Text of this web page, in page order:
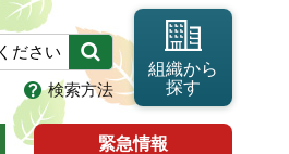
検索方法
組織から
探す
緊急情報